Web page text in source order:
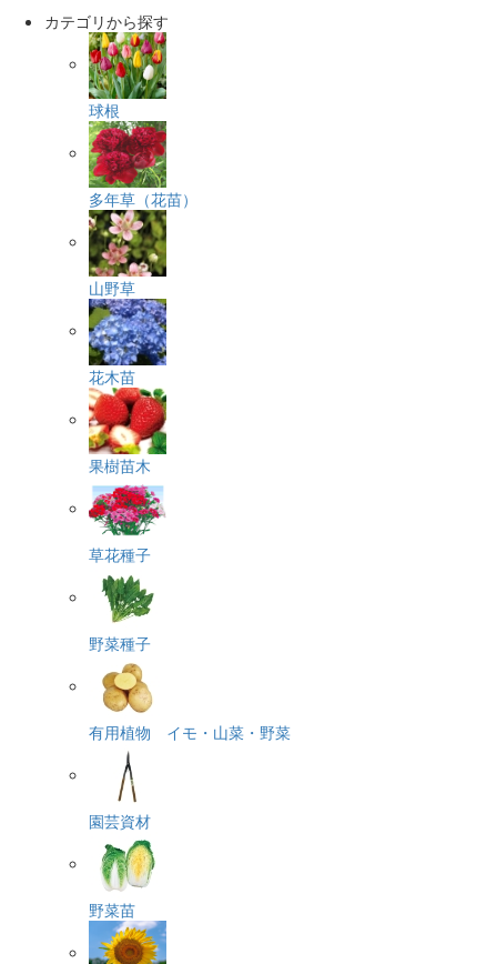
カテゴリから探す
球根
多年草（花苗）
山野草
花木苗
果樹苗木
草花種子
野菜種子
有用植物 イモ・山菜・野菜
園芸資材
野菜苗